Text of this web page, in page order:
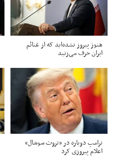
هنوز پیروز نشده‌اید که از غنائم
ایران حرف می‌زنید
ترامپ دوباره در «تروث سوشال»
اعلام پیروزی کرد